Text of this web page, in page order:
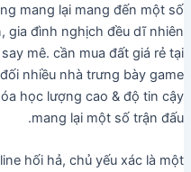
mang lại mang đến một số
gia đình nghịch đều dĩ nhiên
mê. cần mua đất giá rẻ tại
nhiều nhà trưng bày game
học lượng cao & độ tin cậy
mang lại một số trận đấu.
hối hả, chủ yếu xác là một